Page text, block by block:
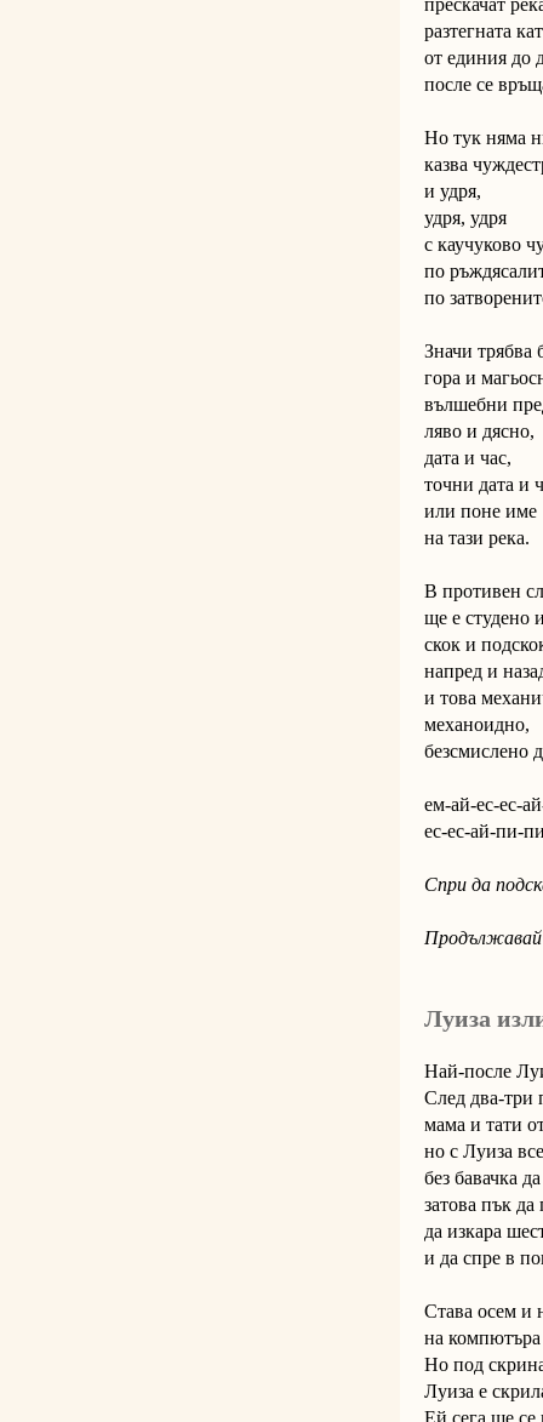
прескачат
разтегната
от единия до
после се
Но тук няма
казва
и удря,
удря, удря
с каучуково
по
по
Значи трябва
гора и
вълшебни
ляво и дясно,
дата и час,
точни дата и
или поне име
на тази река.
В противен
ще е студено
скок и
напред и
и това
механоидно,
безсмислено
ем-ай-ес-ес-
ес-ес-ай-пи-
Спри да
Луиза
Най-после
След два-три
мама и тати
но с Луиза
без бавачка
затова пък
да изкара
и да спре в
Става осем и
на компютъра
Но под
Луиза е
Ей сега ще се